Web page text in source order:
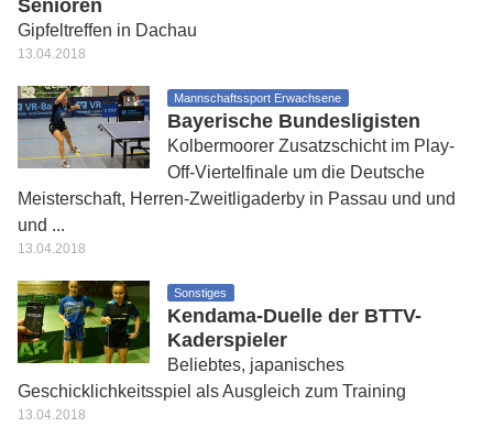
Senioren
Gipfeltreffen in Dachau
13.04.2018
Mannschaftssport Erwachsene
Bayerische Bundesligisten
Kolbermoorer Zusatzschicht im Play-
Off-Viertelfinale um die Deutsche
Meisterschaft, Herren-Zweitligaderby in Passau und und
und ...
13.04.2018
Sonstiges
Kendama-Duelle der BTTV-
Kaderspieler
Beliebtes, japanisches
Geschicklichkeitsspiel als Ausgleich zum Training
13.04.2018